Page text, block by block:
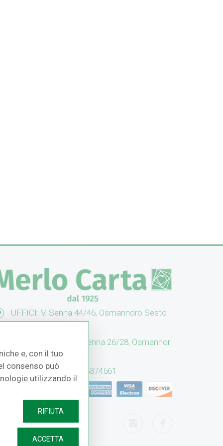
UFFICI: V. Senna 44/46, Osmannoro Sesto
(FI)
CASH & CARRY: V. Senna 26/28, Osmannor
F.no (FI)
Assistenza: (+39) 055374561
e, con il tuo
consenso può
utilizzando il
RIFIUTA
ACCETTA